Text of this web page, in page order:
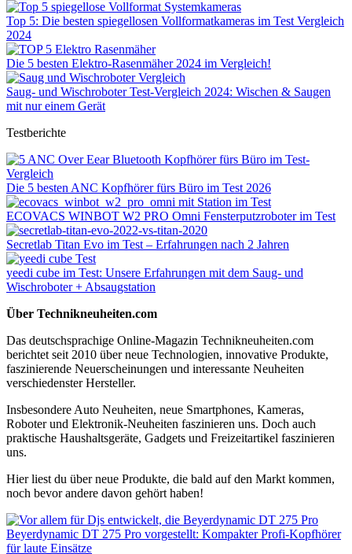
Top 5: Die besten spiegellosen Vollformatkameras im Test Vergleich
2024
Die 5 besten Elektro-Rasenmäher 2024 im Vergleich!
Saug- und Wischroboter Test-Vergleich 2024: Wischen & Saugen
mit nur einem Gerät
Testberichte
Die 5 besten ANC Kopfhörer fürs Büro im Test 2026
ECOVACS WINBOT W2 PRO Omni Fensterputzroboter im Test
Secretlab Titan Evo im Test – Erfahrungen nach 2 Jahren
yeedi cube im Test: Unsere Erfahrungen mit dem Saug- und
Wischroboter + Absaugstation
Über Technikneuheiten.com
Das deutschsprachige Online-Magazin Technikneuheiten.com
berichtet seit 2010 über neue Technologien, innovative Produkte,
faszinierende Neuerscheinungen und interessante Neuheiten
verschiedenster Hersteller.
Insbesondere Auto Neuheiten, neue Smartphones, Kameras,
Roboter und Elektronik-Neuheiten faszinieren uns. Doch auch
praktische Haushaltsgeräte, Gadgets und Freizeitartikel faszinieren
uns.
Hier liest du über neue Produkte, die bald auf den Markt kommen,
noch bevor andere davon gehört haben!
Beyerdynamic DT 275 Pro vorgestellt: Kompakter Profi-Kopfhörer
für laute Einsätze